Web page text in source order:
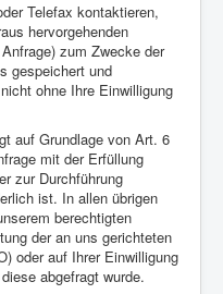
Telefax kontaktieren,
hervorgehenden
zum Zwecke der
gespeichert und
ohne Ihre Einwilligung
auf Grundlage von Art. 6
mit der Erfüllung
zur Durchführung
ist. In allen übrigen
berechtigten
der an uns gerichteten
oder auf Ihrer Einwilligung
abgefragt wurde.